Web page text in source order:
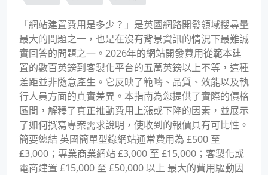
「網站建置費用是多少？」是英國網路開發領域搜尋量
最大的問題之一，也是在沒有背景資訊的情況下最難誠
實回答的問題之一。2026年的網站開發費用從範本建
置的數百英鎊到客製化平台的五萬英鎊以上不等，這種
差距並非隨意產生。它反映了範疇、品質、效能以及執
行人員方面的真實差異。本指南為您提供了實際的價格
區間，解釋了真正推動費用上漲或下降的因素，並展示
了如何撰寫專案需求說明，使收到的報價具有可比性。
簡要總結 英國簡單型錄網站通常費用為 £500 至
£3,000；專業商業網站 £3,000 至 £15,000；客製化或
電商建置 £15,000 至 £50,000 以上 最大的費用驅動因